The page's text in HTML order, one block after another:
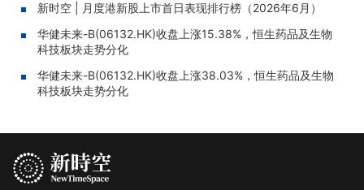
新时空 | 月度港新股上市首日表现排行榜（2026年6月）
华健未来-B(06132.HK)收盘上涨15.38%，恒生药品及生物
科技板块走势分化
华健未来-B(06132.HK)收盘上涨38.03%，恒生药品及生物
科技板块走势分化